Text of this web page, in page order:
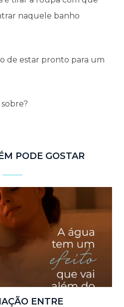
naquele banho
de estar pronto para um
PODE GOSTAR
ENTRE